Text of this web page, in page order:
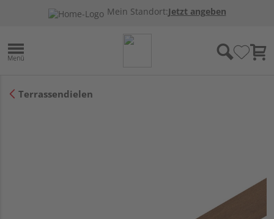
Mein Standort:Jetzt angeben
Terrassendielen